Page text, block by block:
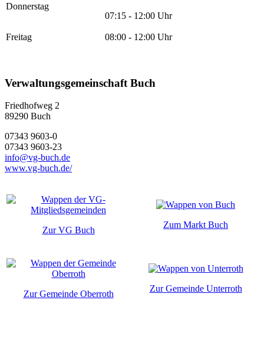
Donnerstag
07:15 - 12:00 Uhr
Freitag 08:00 - 12:00 Uhr
Verwaltungsgemeinschaft Buch
Friedhofweg 2
89290 Buch
07343 9603-0
07343 9603-23
info@vg-buch.de
www.vg-buch.de/
Zur VG Buch
Zum Markt Buch
Zur Gemeinde Oberroth
Zur Gemeinde Unterroth